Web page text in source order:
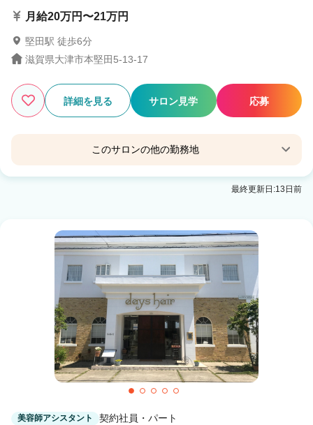
月給20万円〜21万円
堅田駅 徒歩6分
滋賀県大津市本堅田5-13-17
詳細を見る サロン見学 応募
このサロンの他の勤務地
days hair 西大津店
最終更新日:13日前
美容師アシスタント 契約社員・パート